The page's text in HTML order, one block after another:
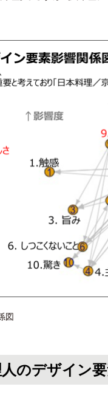
図
のデザイン要